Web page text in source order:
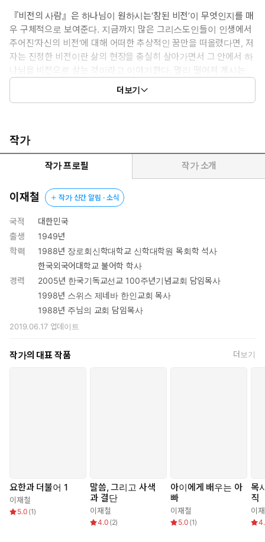
『비전의 사람』은 하나님이 원하시는‘참된 비전’이 무엇인지를 매
우 구체적으로 보여준다. 지금까지 많은 그리스도인들이 인생에서
주어진‘자신의 비전’에 대해 어떠한 추상적인 꿈만을 떠올렸다면, 저
자는 진정한 비전이란 삶의 현장을 충실히 살아가면서 그 안에서 하
나님을 비전으로 삼는 것이라고 이야기한다. 멀리 떨어져 계시는
하나님이 아니라 자신의 곁에 늘 현존하시는 하나님, 우리 각자가 1
초 1초를 진심으로 살아갈 때 만나게 되는 그 하나님을 비전으로 붙
장’속에서 주어지는 고귀한 열매이기 때문이다.
더보기
작가
작가 프로필 작가 소개
이재철 작가 신간 알림 · 소식
국적
대한민국
출생
1949년
학력
1988년 장로회신학대학교 신학대학원 목회학 석사
한국외국어대학교 불어학 학사
경력
2005년 한국기독교선교 100주년기념교회 담임목사
1998년 스위스 제네바 한인교회 목사
1988년 주님의 교회 담임목사
2019.06.17업데이트
작가의 대표 작품 더보기
요한과 더불어 1
이재철
5.0 (1)
말씀, 그리고 사색
과 결단
이재철
4.0 (2)
아이에게 배우는 아
빠
이재철
5.0 (1)
목
직
이